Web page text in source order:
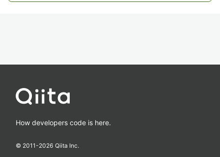
How developers code is here.
© 2011-2026 Qiita Inc.